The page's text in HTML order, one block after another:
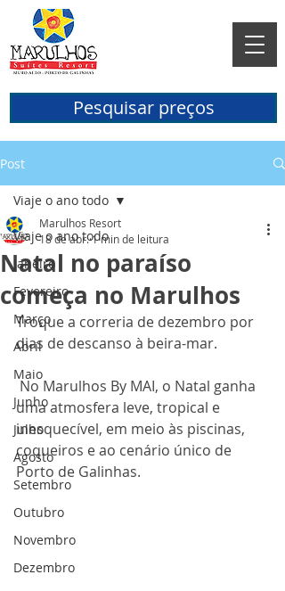
Pesquisar preços
Post
Viaje o ano todo
Janeiro
Fevereiro
Março
Abril
Maio
Junho
Julho
Agosto
Setembro
Outubro
Novembro
Dezembro
Viaje o ano todo
Natal no paraíso
começa no Marulhos
Marulhos Resort
18 de abr.1 min de leitura
Troque a correria de dezembro por
dias de descanso à beira-mar.
uma atmosfera leve, tropical e
inesquecível, em meio às piscinas,
coqueiros e ao cenário único de
Porto de Galinhas.